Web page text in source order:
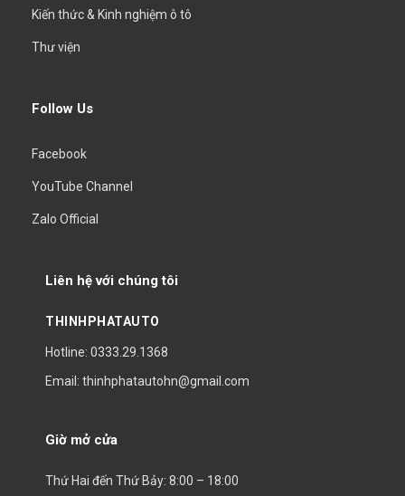
Kiến thức & Kinh nghiệm ô tô
Thư viện
Follow Us
Facebook
YouTube Channel
Zalo Official
Liên hệ với chúng tôi
THINHPHATAUTO
Hotline: 0333.29.1368
Email: thinhphatautohn@gmail.com
Giờ mở cửa
Thứ Hai đến Thứ Bảy: 8:00 – 18:00